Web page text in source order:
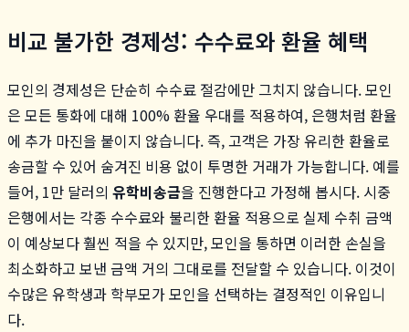
비교 불가한 경제성: 수수료와 환율 혜택
모인의 경제성은 단순히 수수료 절감에만 그치지 않습니다. 모인
은 모든 통화에 대해 100% 환율 우대를 적용하여, 은행처럼 환율
에 추가 마진을 붙이지 않습니다. 즉, 고객은 가장 유리한 환율로
송금할 수 있어 숨겨진 비용 없이 투명한 거래가 가능합니다. 예를
들어, 1만 달러의 유학비송금을 진행한다고 가정해 봅시다. 시중
은행에서는 각종 수수료와 불리한 환율 적용으로 실제 수취 금액
이 예상보다 훨씬 적을 수 있지만, 모인을 통하면 이러한 손실을
최소화하고 보낸 금액 거의 그대로를 전달할 수 있습니다. 이것이
수많은 유학생과 학부모가 모인을 선택하는 결정적인 이유입니
다.